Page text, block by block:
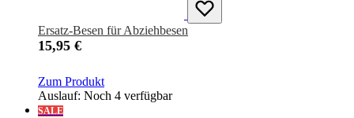
Ersatz-Besen für Abziehbesen
15,95 €
Zum Produkt
Auslauf: Noch 4 verfügbar
SALE